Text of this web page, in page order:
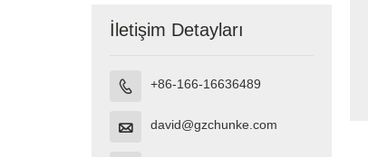
İletişim Detayları
 +86-166-16636489
 david@gzchunke.com